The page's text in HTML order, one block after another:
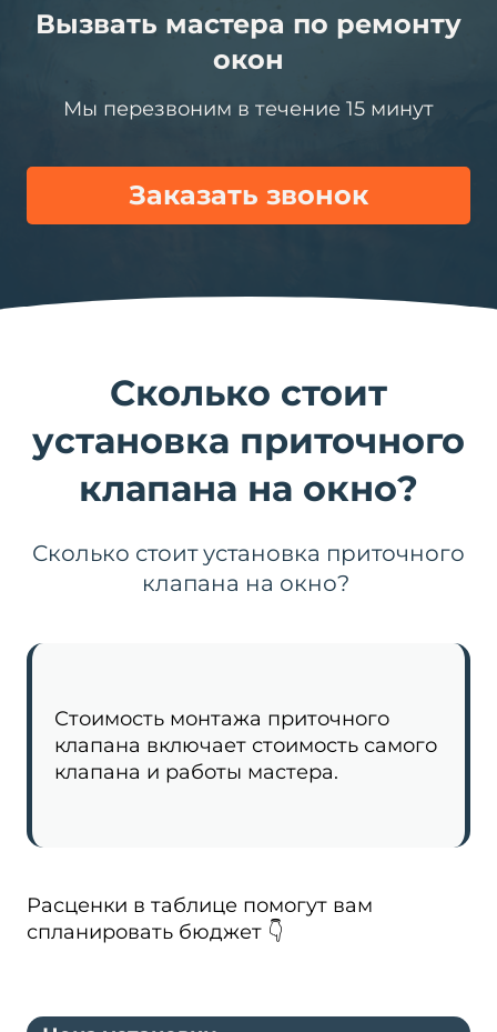
Вызвать мастера по ремонту
окон
Мы перезвоним в течение 15 минут
Заказать звонок
Сколько стоит
установка приточного
клапана на окно?
Сколько стоит установка приточного
клапана на окно?
Стоимость монтажа приточного
клапана включает стоимость самого
клапана и работы мастера.
Расценки в таблице помогут вам
спланировать бюджет 👇